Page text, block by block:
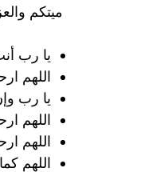
ميتكم
يا رب
اللهم
يا رب
اللهم
اللهم
اللهم